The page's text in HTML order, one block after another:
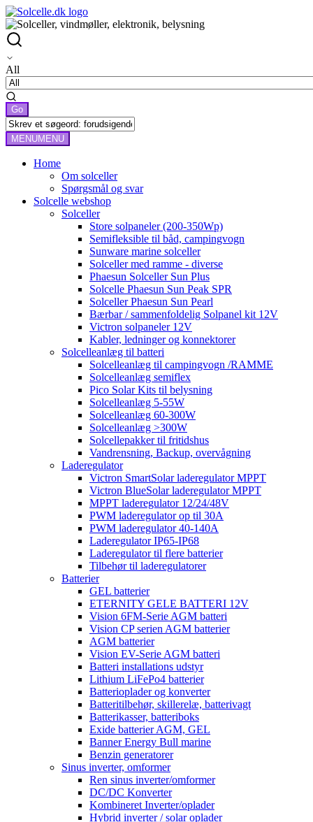
All
MENUMENU
Home
Om solceller
Spørgsmål og svar
Solcelle webshop
Solceller
Store solpaneler (200-350Wp)
Semifleksible til båd, campingvogn
Sunware marine solceller
Solceller med ramme - diverse
Phaesun Solceller Sun Plus
Solcelle Phaesun Sun Peak SPR
Solceller Phaesun Sun Pearl
Bærbar / sammenfoldelig Solpanel kit 12V
Victron solpaneler 12V
Kabler, ledninger og konnektorer
Solcelleanlæg til batteri
Solcelleanlæg til campingvogn /RAMME
Solcelleanlæg semiflex
Pico Solar Kits til belysning
Solcelleanlæg 5-55W
Solcelleanlæg 60-300W
Solcelleanlæg >300W
Solcellepakker til fritidshus
Vandrensning, Backup, overvågning
Laderegulator
Victron SmartSolar laderegulator MPPT
Victron BlueSolar laderegulator MPPT
MPPT laderegulator 12/24/48V
PWM laderegulator op til 30A
PWM laderegulator 40-140A
Laderegulator IP65-IP68
Laderegulator til flere batterier
Tilbehør til laderegulatorer
Batterier
GEL batterier
ETERNITY GELE BATTERI 12V
Vision 6FM-Serie AGM batteri
Vision CP serien AGM batterier
AGM batterier
Vision EV-Serie AGM batteri
Batteri installations udstyr
Lithium LiFePo4 batterier
Batterioplader og konverter
Batteritilbehør, skillerelæ, batterivagt
Batterikasser, batteriboks
Exide batterier AGM, GEL
Banner Energy Bull marine
Benzin generatorer
Sinus inverter, omformer
Ren sinus inverter/omformer
DC/DC Konverter
Kombineret Inverter/oplader
Hybrid inverter / solar oplader